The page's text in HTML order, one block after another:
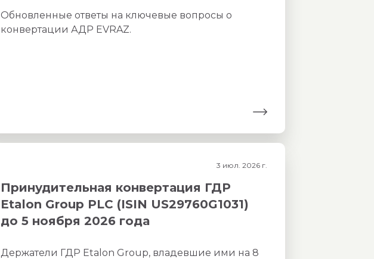
Обновленные ответы на ключевые вопросы о
конвертации АДР EVRAZ.
3 июл. 2026 г.
Принудительная конвертация ГДР
Etalon Group PLC (ISIN US29760G1031)
до 5 ноября 2026 года
Держатели ГДР Etalon Group, владевшие ими на 8